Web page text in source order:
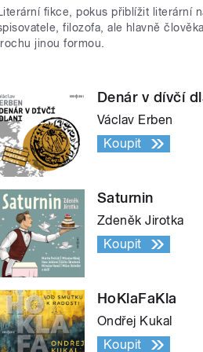
fikce, pokus přiblížit literární
filozofa, ale hlavně
jinou formou.
Denár v dívčí
Václav Erben
Koupit
Saturnin
Zdeněk Jirotka
Koupit
HoKlaFaKla
Ondřej Kukal
Koupit